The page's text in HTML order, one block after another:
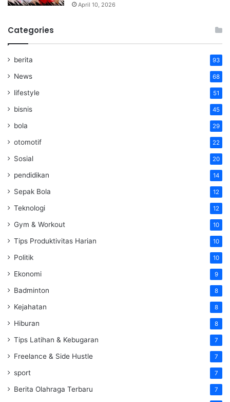
April 10, 2026
Categories
berita 93
News 68
lifestyle 51
bisnis 45
bola 29
otomotif 22
Sosial 20
pendidikan 14
Sepak Bola 12
Teknologi 12
Gym & Workout 10
Tips Produktivitas Harian 10
Politik 10
Ekonomi 9
Badminton 8
Kejahatan 8
Hiburan 8
Tips Latihan & Kebugaran 7
Freelance & Side Hustle 7
sport 7
Berita Olahraga Terbaru 7